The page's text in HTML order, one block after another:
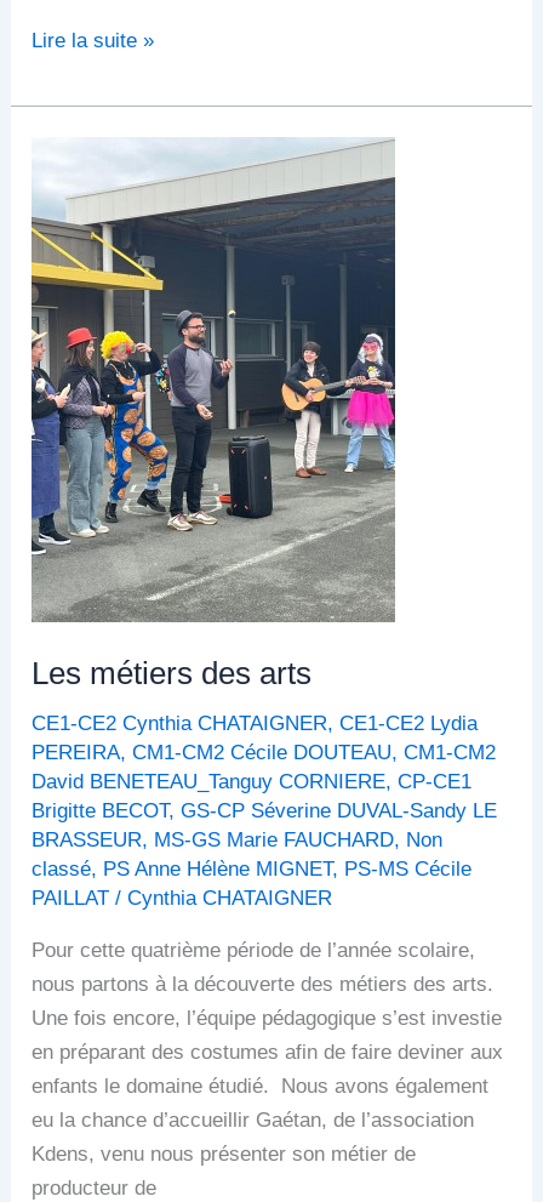
Lire la suite »
Les métiers des arts
CE1-CE2 Cynthia CHATAIGNER,CE1-CE2 Lydia
PEREIRA,CM1-CM2 Cécile DOUTEAU,CM1-CM2
David BENETEAU_Tanguy CORNIERE,CP-CE1
Brigitte BECOT,GS-CP Séverine DUVAL-Sandy LE
BRASSEUR, MS-GS Marie FAUCHARD, Non
classé, PS Anne Hélène MIGNET, PS-MS Cécile
PAILLAT /Cynthia CHATAIGNER
Pour cette quatrième période de l’année scolaire,
nous partons à la découverte des métiers des arts.
Une fois encore, l’équipe pédagogique s’est investie
en préparant des costumes afin de faire deviner aux
enfants le domaine étudié. Nous avons également
eu la chance d’accueillir Gaétan, de l’association
Kdens, venu nous présenter son métier de
producteur de
métiers
des
arts